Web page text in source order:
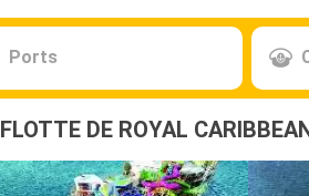
Ports
DE ROYAL